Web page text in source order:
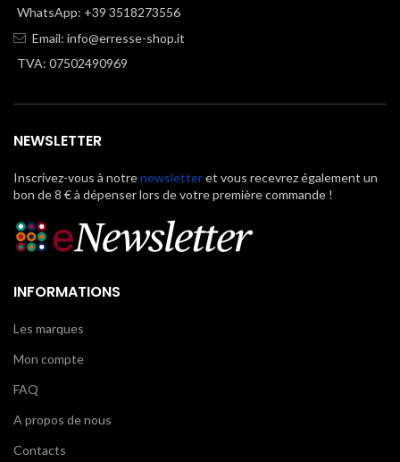
WhatsApp: +39 3518273556
Email: info@erresse-shop.it
TVA: 07502490969
NEWSLETTER
Inscrivez-vous à notrenewsletteret vous recevrez également un
bon de 8 € à dépenser lors de votre première commande !
INFORMATIONS
Les marques
Mon compte
FAQ
A propos de nous
Contacts